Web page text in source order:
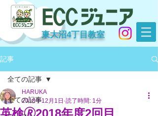
東大沼4丁目教室
記事
全ての記事
全ての記事
英検🄬2018年度2回目
HARUKA
2018年12月1日 読了時間: 1分